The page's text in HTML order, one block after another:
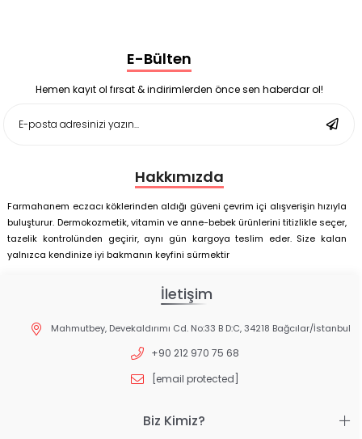
Enterogermina Family 5 ml 20 Flakon
Deep Flex Stres Azaltıcı ve Enerji Dengeleyici Topraklama
Matı Set 40x60 cm
Deep Flex Stres Azaltıcı ve Enerji Dengeleyici Topraklama
E-Bülten
Hemen kayıt ol fırsat & indirimlerden önce sen haberdar ol!
Hakkımızda
Farmahanem eczacı köklerinden aldığı güveni çevrim içi alışverişin hızıyla
buluşturur. Dermokozmetik, vitamin ve anne-bebek ürünlerini titizlikle seçer,
tazelik kontrolünden geçirir, aynı gün kargoya teslim eder. Size kalan
yalnızca kendinize iyi bakmanın keyfini sürmektir
İletişim
Mahmutbey, Devekaldırımı Cd. No:33 B D:C, 34218 Bağcılar/İstanbul
+90 212 970 75 68
[email protected]
Biz Kimiz?